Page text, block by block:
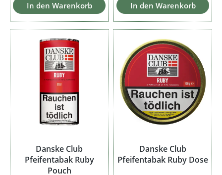
In den Warenkorb In den Warenkorb
Danske Club
Pfeifentabak Ruby
Pouch
Danske Club
Pfeifentabak Ruby Dose